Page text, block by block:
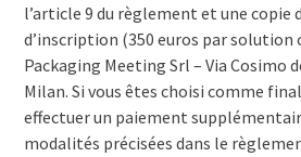
l’article 9 du règlement et une copie
d’inscription (350 euros par solution
Packaging Meeting Srl – Via Cosimo
Milan. Si vous êtes choisi comme
effectuer un paiement
modalités précisées dans le